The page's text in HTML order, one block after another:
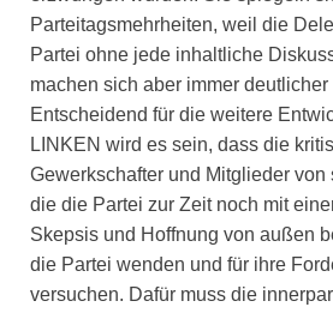
Parteitagsmehrheiten, weil die
Partei ohne jede inhaltliche
machen sich aber immer deutlicher
Entscheidend für die weitere
LINKEN wird es sein, dass die
Gewerkschafter und Mitglieder von
die die Partei zur Zeit noch mit
Skepsis und Hoffnung von außen
die Partei wenden und für ihre
versuchen. Dafür muss die